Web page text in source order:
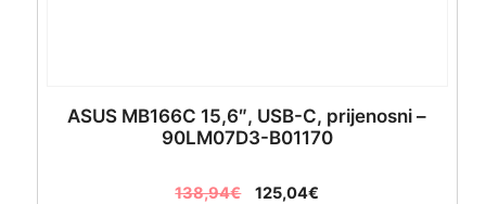
ASUS MB166C 15,6″, USB-C, prijenosni –
90LM07D3-B01170
138,94€ 125,04€